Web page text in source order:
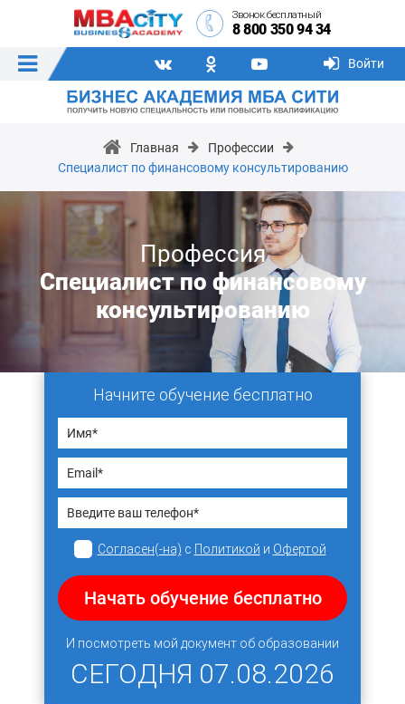
Звонок бесплатный
8 800 350 94 34
Войти
Главная
Профессии
Специалист по финансовому консультированию
Профессия
Специалист по финансовому
консультированию
Начните обучение бесплатно
Согласен(-на) с Политикой и Офертой
Начать обучение бесплатно
И посмотреть мой документ об образовании
СЕГОДНЯ 07.08.2026